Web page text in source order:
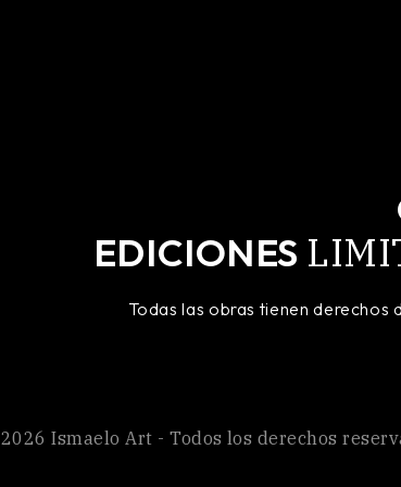
EDICIONES
Todas las obras tienen
2026Ismaelo Art - Todos los derechos